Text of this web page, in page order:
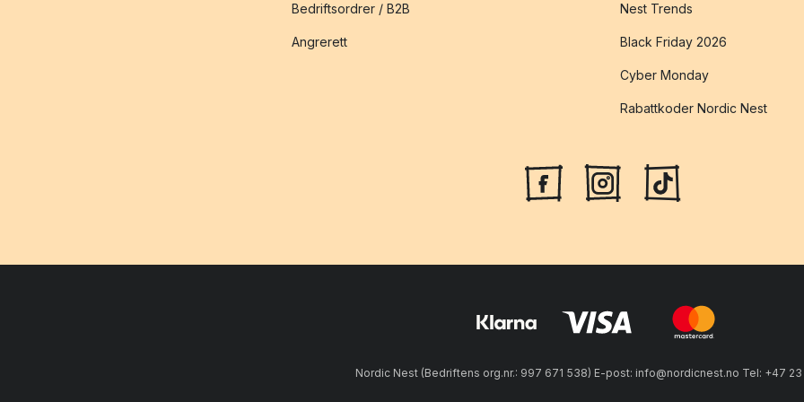
Bedriftsordrer / B2B
Angrerett
Nest Trends
Black Friday 2026
Cyber Monday
Rabattkoder Nordic Nest
Nordic Nest (Bedriftens org.nr.: 997 671 538) E-post: info@nordicnest.no Tel: +47